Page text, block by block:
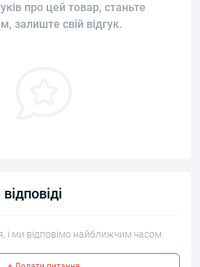
про цей товар, станьте
залиште свій відгук.
і ми відповімо найближчим часом.